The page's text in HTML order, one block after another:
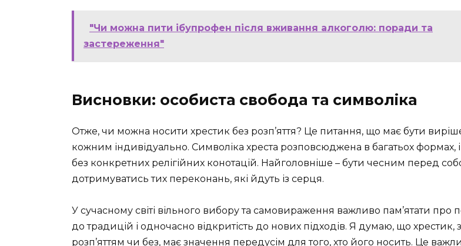
"Чи можна пити ібупрофен після вживання алкоголю: поради та
застереження"
Висновки: особиста свобода та символіка
Отже, чи можна носити хрестик без розп’яття? Це питання, що має бути
кожним індивідуально. Символіка хреста розповсюджена в багатьох формах,
без конкретних релігійних конотацій. Найголовніше – бути чесним перед
дотримуватись тих переконань, які йдуть із серця.
У сучасному світі вільного вибору та самовираження важливо пам’ятати про
до традицій і одночасно відкритість до нових підходів. Я думаю, що хрестик, з
розп’яттям чи без, має значення передусім для того, хто його носить. Це